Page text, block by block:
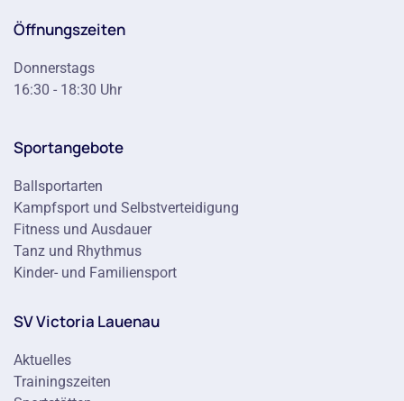
Öffnungszeiten
Donnerstags
16:30 - 18:30 Uhr
Sportangebote
Ballsportarten
Kampfsport und Selbstverteidigung
Fitness und Ausdauer
Tanz und Rhythmus
Kinder- und Familiensport
SV Victoria Lauenau
Aktuelles
Trainingszeiten